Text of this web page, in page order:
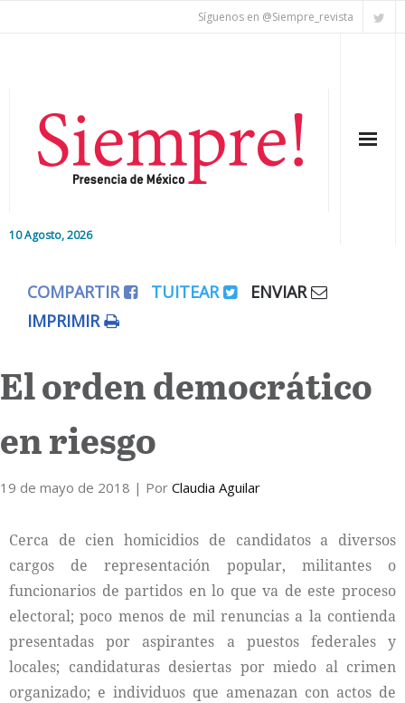
Síguenos en @Siempre_revista
10 Agosto, 2026
Editorial
Colaboradores
Internacional
Cultura
COMPARTIR TUITEAR
ENVIAR
IMPRIMIR
El orden democrático
en riesgo
19 de mayo de 2018 | Por Claudia Aguilar
Cerca de cien homicidios de candidatos a diversos
cargos de representación popular, militantes o
funcionarios de partidos en lo que va de este proceso
electoral; poco menos de mil renuncias a la contienda
presentadas por aspirantes a puestos federales y
locales; candidaturas desiertas por miedo al crimen
organizado; e individuos que amenazan con actos de